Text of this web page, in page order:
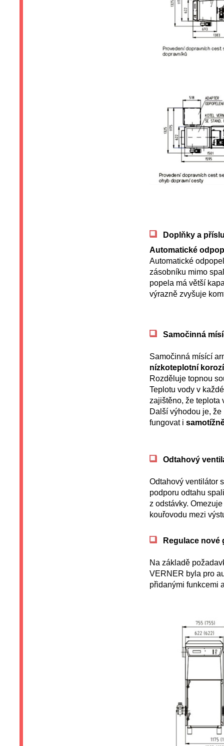
Doplňky a
Automatické
Automatické
zásobníku mimo
popela má větší
výrazně zvyšuje
Samočinná
Samočinná mísící
nízkoteplotní korozí
Rozděluje topnou
Teplotu vody v
zajištěno, že teplota
Další výhodou je,
fungovat i
Odtahový
Odtahový ventilátor
podporu odtahu
z odstávky.
kouřovodu mezi
Regulace nové
Na základě
VERNER byla pro
přidanými funkcemi